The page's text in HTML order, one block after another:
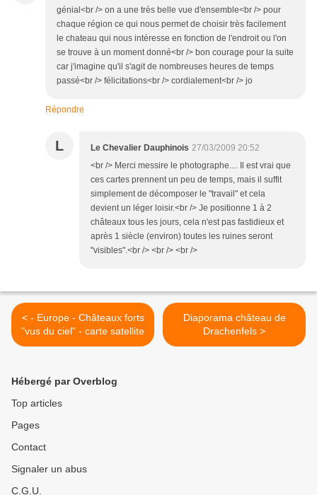
génial<br /> on a une très belle vue d'ensemble<br /> pour
chaque région ce qui nous permet de choisir très facilement
le chateau qui nous intéresse en fonction de l'endroit ou l'on
se trouve à un moment donné<br /> bon courage pour la suite
car j'imagine qu'il s'agit de nombreuses heures de temps
passé<br /> félicitations<br /> cordialement<br /> jo
Répondre
L Le Chevalier Dauphinois 27/03/2009 20:52
<br /> Merci messire le photographe.... Il est vrai que
ces cartes prennent un peu de temps, mais il suffit
simplement de décomposer le "travail" et cela
devient un léger loisir.<br /> Je positionne 1 à 2
châteaux tous les jours, cela n'est pas fastidieux et
après 1 siècle (environ) toutes les ruines seront
"visibles".<br /> <br /> <br />
< - Europe - Châteaux forts
"vus du ciel" - carte satellite
Diaporama château de
Drachenfels >
Hébergé par Overblog
Top articles
Pages
Contact
Signaler un abus
C.G.U.